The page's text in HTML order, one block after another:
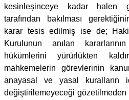
kesinleşinceye kadar halen
tarafından bakılması
karar tesis edilmiş ise de;
Kurulunun anılan
hükümlerini yürürlükten
mahkemelerin görevlerinin
anayasal ve yasal kuralların
değiştirilemeyeceği